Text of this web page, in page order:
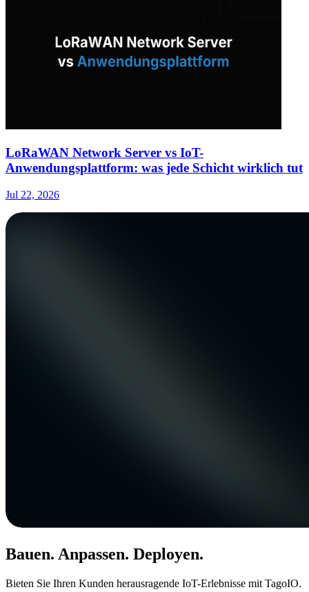
LoRaWAN Network Server vs IoT-
Anwendungsplattform: was jede Schicht wirklich tut
Jul 22, 2026
Bauen. Anpassen. Deployen.
Bieten Sie Ihren Kunden herausragende IoT-Erlebnisse mit TagoIO.